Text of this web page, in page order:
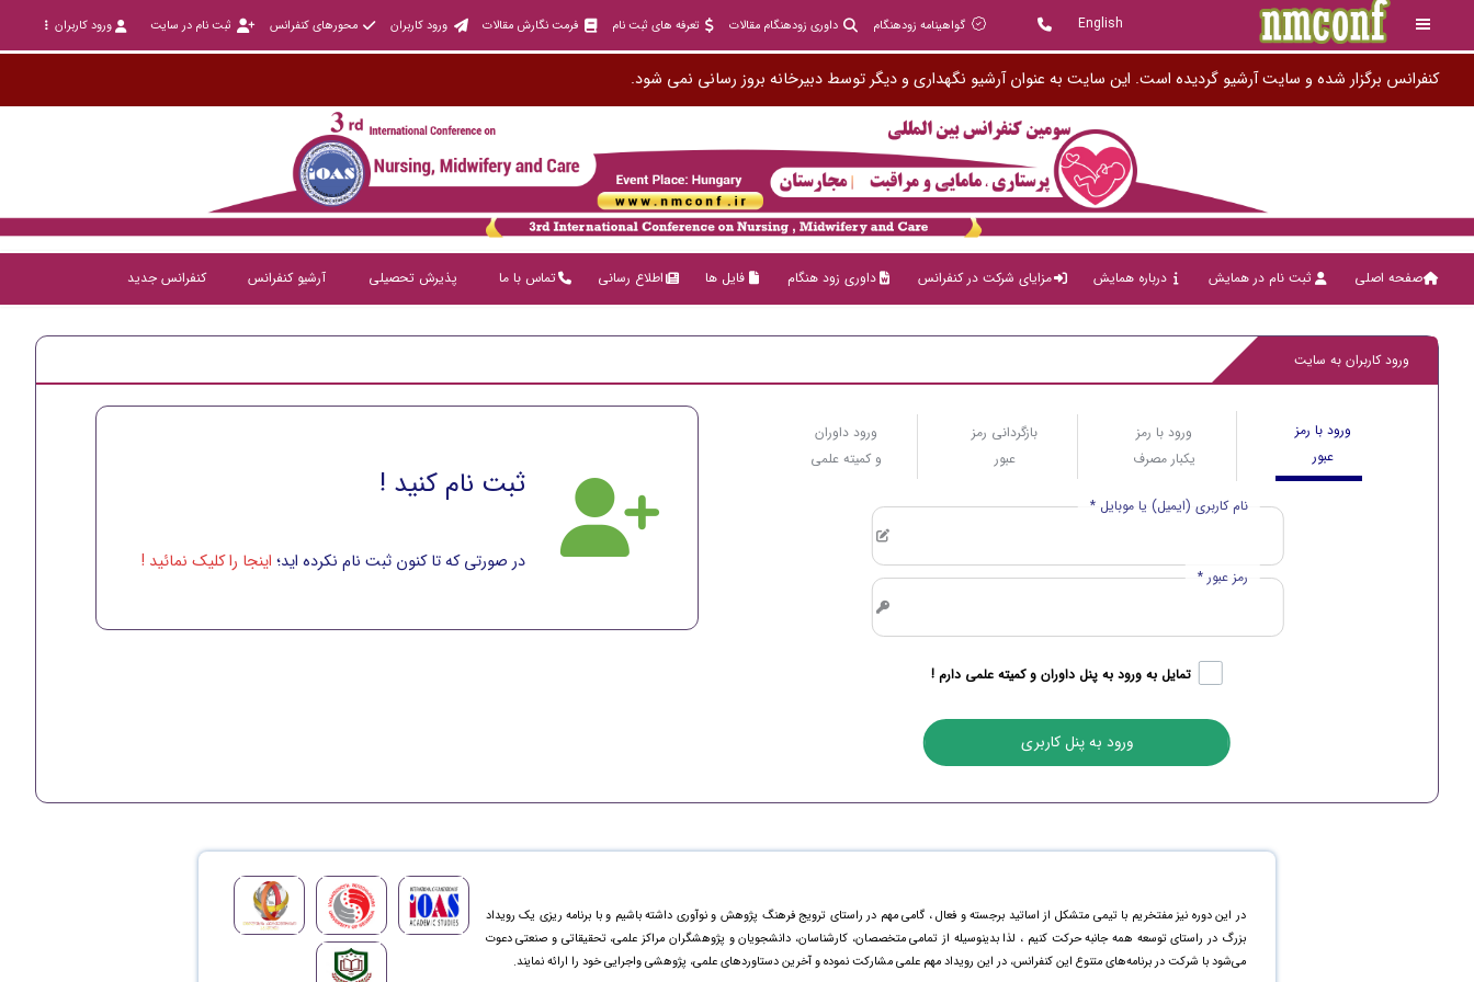
English گواهینامه زودهنگام داوری زودهنگام مقالات تعرفه های ثبت نام فرمت نگارش مقالات ورود کاربران محورهای کنفرانس ثبت نام در سایت ورود کاربران
کنفرانس برگزار شده و سایت آرشیو گردیده است. این سایت به عنوان آرشیو نگهداری و دیگر توسط دبیرخانه بروز رسانی نمی شود.
صفحه اصلی ثبت نام در همایش درباره همایش مزایای شرکت در کنفرانس داوری زود هنگام فایل ها اطلاع رسانی تماس با ما پذیرش تحصیلی آرشیو کنفرانس کنفرانس جدید
ورود کاربران به سایت
ورود با رمز
عبور
ورود با رمز
یکبار مصرف
بازگردانی رمز
عبور
ورود داوران
و کمیته علمی
نام کاربری (ایمیل) یا موبایل *
رمز عبور *
تمایل به ورود به پنل داوران و کمیته علمی دارم !
ثبت نام کنید !
در صورتی که تا کنون ثبت نام نکرده اید؛ اینجا را کلیک نمائید !
در این دوره نیز مفتخریم با تیمی متشکل از اساتید برجسته و فعال ، گامی مهم در راستای ترویج فرهنگ پژوهش و نوآوری داشته باشیم و با برنامه ریزی یک رویداد
بزرگ در راستای توسعه همه جانبه حرکت کنیم ، لذا بدینوسیله از تمامی متخصصان، کارشناسان، دانشجویان و پژوهشگران مراکز علمی، تحقیقاتی و صنعتی دعوت
می‌شود با شرکت در برنامه‌های متنوع این کنفرانس، در این رویداد مهم علمی مشارکت نموده و آخرین دستاورد‌های علمی، پژوهشی واجرایی خود را ارائه نمایند.